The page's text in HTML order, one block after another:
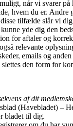
når vi svarer på
hvem du er. Andre
tilfælde slår vi
yde dig den
for aftaler og
relevante
emails og
den form for
af dit
(Havebladet) –
bladet til dig.